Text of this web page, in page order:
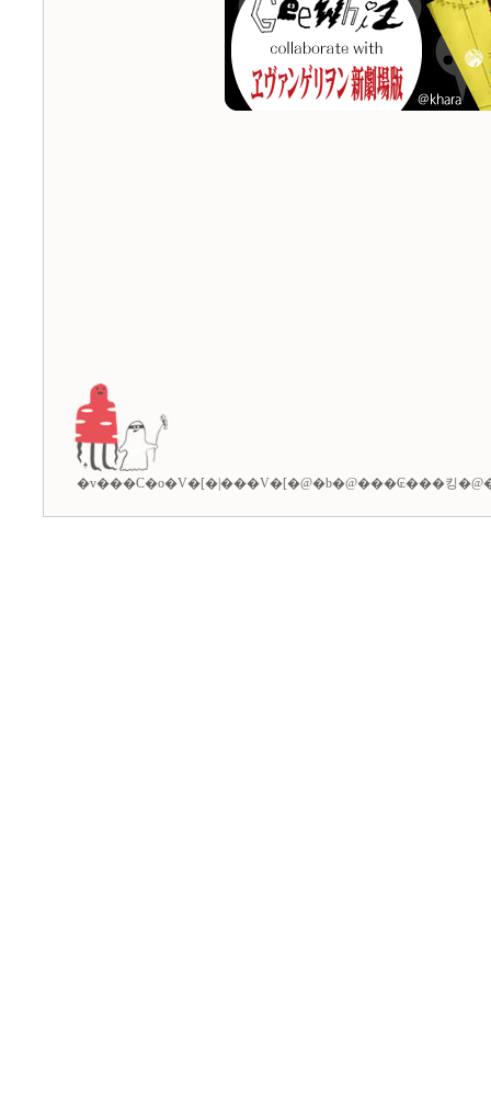
�v���C�o�V�[�|���V�[�@�b�@���₢���킹